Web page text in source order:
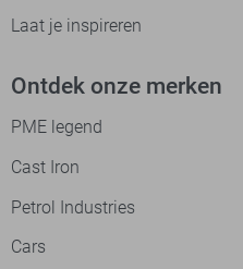
Laat je inspireren
Ontdek onze merken
PME legend
Cast Iron
Petrol Industries
Cars